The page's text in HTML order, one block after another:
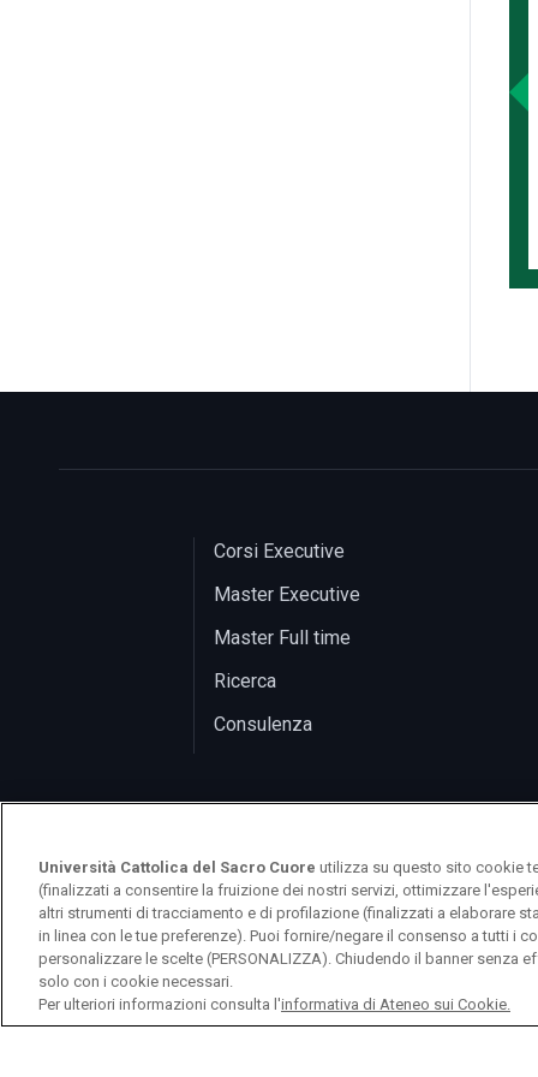
Corsi Executive
Master Executive
Master Full time
Ricerca
Consulenza
logo UC
© Università Cattolica del Sacro Cuore
Università Cattolica del Sacro Cuore utilizza su questo sito cookie
(finalizzati a consentire la fruizione dei nostri servizi, ottimizzare
altri strumenti di tracciamento e di profilazione (finalizzati a elaborare
in linea con le tue preferenze). Puoi fornire/negare il consenso a tutti i
personalizzare le scelte (PERSONALIZZA). Chiudendo il banner senza
solo con i cookie necessari.
Per ulteriori informazioni consulta l'informativa di Ateneo sui Cookie.